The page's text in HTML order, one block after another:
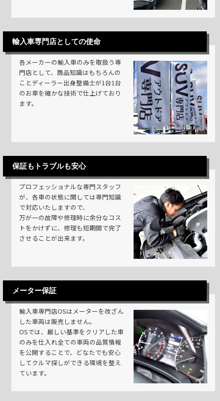
輸入車専門店としての使命
各メーカーの輸入車のみを取扱う専
門店として、商品知識はもちろんの
ことディーラー出身整備士が1台1台
のお車を確かな技術で仕上げており
ます。
保証もトラブルも安心
プロフェッショナルな専門スタッフ
が、各車の状態に関しては専門知識
で対応いたしますので、
万が一の故障や修理時に余分なコス
トをかけずに、修理も短期間で完了
させることが出来ます。
メーター保証
輸入車専門店OSはメーターを改ざん
した車両は販売しません。
OSでは、厳しい基準をクリアした車
のみを仕入れ全ての車両の品質情報
を公開することで、どなたでも安心
してクルマ探しができる環境を整え
ています。